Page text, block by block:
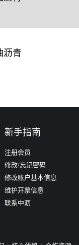
沥青
新手指南
注册会员
修改/忘记密码
修改账户基本信息
维护开票信息
联系中沥